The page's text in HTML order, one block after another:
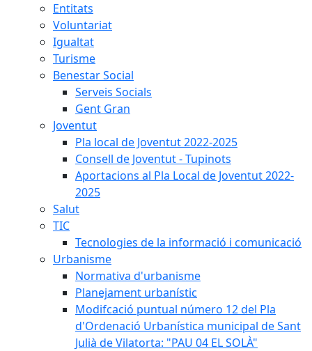
Entitats
Voluntariat
Igualtat
Turisme
Benestar Social
Serveis Socials
Gent Gran
Joventut
Pla local de Joventut 2022-2025
Consell de Joventut - Tupinots
Aportacions al Pla Local de Joventut 2022-
2025
Salut
TIC
Tecnologies de la informació i comunicació
Urbanisme
Normativa d'urbanisme
Planejament urbanístic
Modifcació puntual número 12 del Pla
d'Ordenació Urbanística municipal de Sant
Julià de Vilatorta: "PAU 04 EL SOLÀ"